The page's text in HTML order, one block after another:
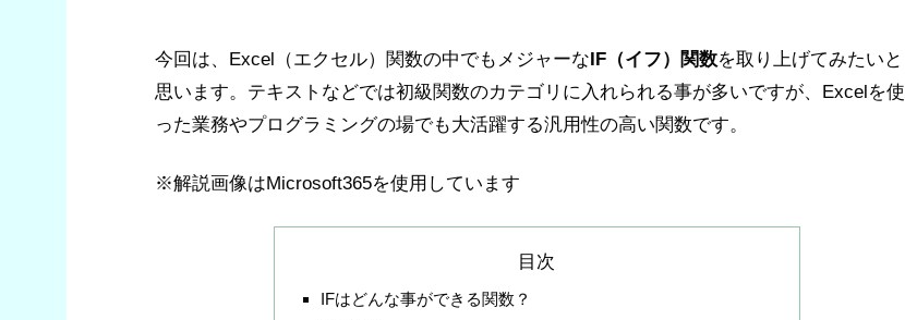
今回は、Excel（エクセル）関数の中でもメジャーな IF（イフ）関数を取り上げてみたいと
思います。テキストなどでは初級関数のカテゴリに入れられる事が多いですが、Excelを使
った業務やプログラミングの場でも大活躍する汎用性の高い関数です。
※解説画像はMicrosoft365を使用しています
目次
IFはどんな事ができる関数？